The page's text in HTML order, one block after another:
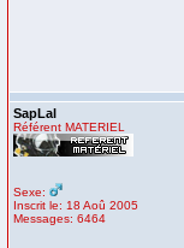
SapLal
Référent MATERIEL
Sexe:
Inscrit le: 18 Aoû 2005
Messages: 6464